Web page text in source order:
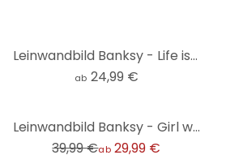
Leinwandbild Banksy - Life is short
ab 24,99 €
Leinwandbild Banksy - Girl with balloon - Panorama
39,99 €ab 29,99 €